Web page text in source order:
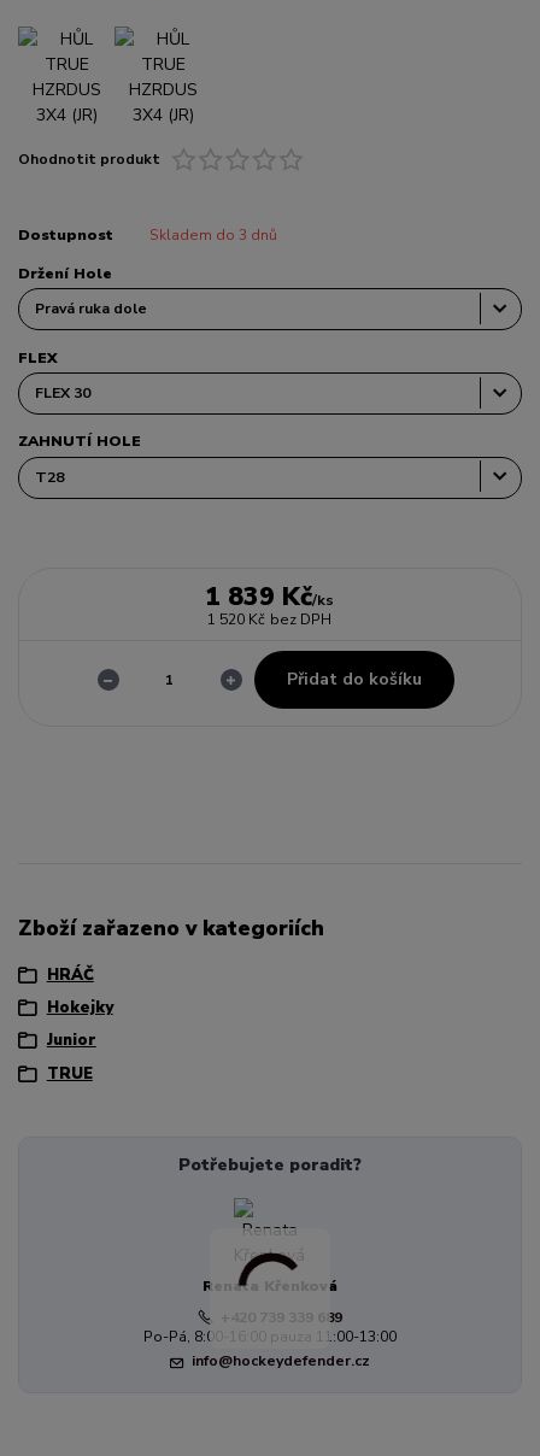
Ohodnotit produkt
Dostupnost Skladem do 3 dnů
Držení Hole
FLEX
ZAHNUTÍ HOLE
1 839 Kč/ks
1 520 Kč bez DPH
Přidat do košíku
Zboží zařazeno v kategoriích
HRÁČ
Hokejky
Junior
TRUE
Potřebujete poradit?
Renata Křenková
+420 739 339 689
Po-Pá, 8:00-16:00 pauza 11:00-13:00
info@hockeydefender.cz